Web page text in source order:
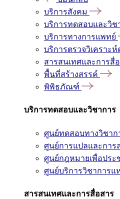
บริการสังคม
บริการทดสอบและวิช
บริการทางการแพทย์
บริการตรวจวิเคราะ
สารสนเทศและการสื่
พื้นที่สร้างสรรค์
พิพิธภัณฑ์
บริการทดสอบและวิชาการ
ศูนย์ทดสอบทางวิชาก
ศูนย์การแปลและการ
ศูนย์กฎหมายเพื่อประ
ศูนย์บริการวิชาการ
สารสนเทศและการสื่อสาร